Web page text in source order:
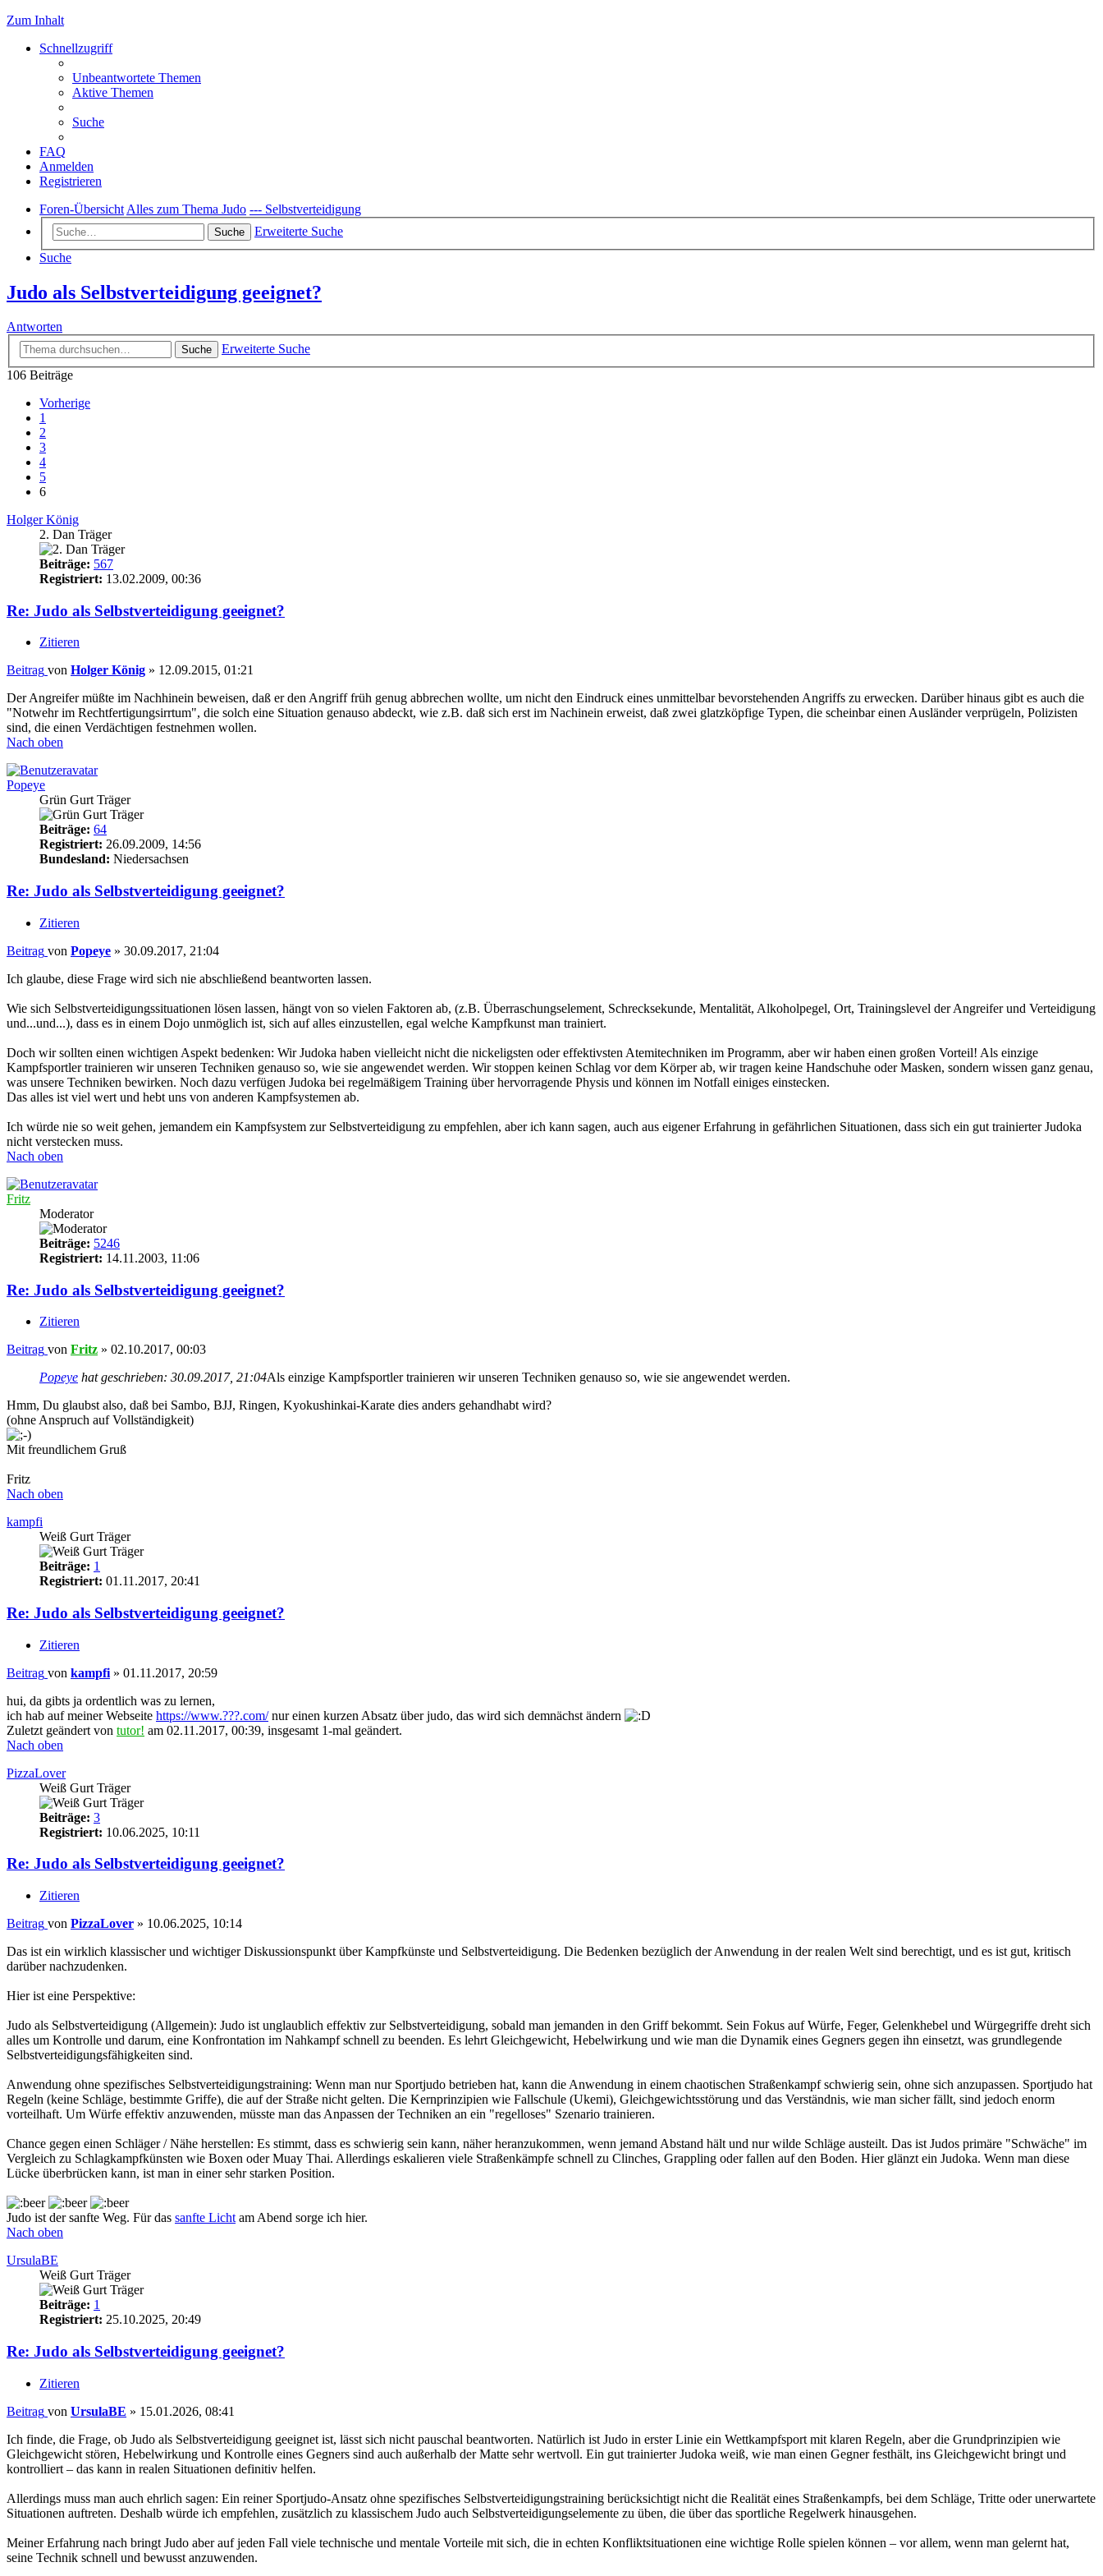
Zum Inhalt
Schnellzugriff
Unbeantwortete Themen
Aktive Themen
Suche
FAQ
Anmelden
Registrieren
Foren-Übersicht Alles zum Thema Judo --- Selbstverteidigung
Suche
Erweiterte Suche
Suche
Judo als Selbstverteidigung geeignet?
Antworten
Suche
Erweiterte Suche
106 Beiträge
Vorherige
1
2
3
4
5
6
Holger König
2. Dan Träger
Beiträge: 567
Registriert: 13.02.2009, 00:36
Re: Judo als Selbstverteidigung geeignet?
Zitieren
Beitrag von Holger König » 12.09.2015, 01:21
Der Angreifer müßte im Nachhinein beweisen, daß er den Angriff früh genug abbrechen wollte, um nicht den Eindruck eines unmittelbar bevorstehenden Angriffs zu erwecken. Darüber hinaus gibt es auch die
"Notwehr im Rechtfertigungsirrtum", die solch eine Situation genauso abdeckt, wie z.B. daß sich erst im Nachinein erweist, daß zwei glatzköpfige Typen, die scheinbar einen Ausländer verprügeln, Polizisten
sind, die einen Verdächtigen festnehmen wollen.
Nach oben
Popeye
Grün Gurt Träger
Beiträge: 64
Registriert: 26.09.2009, 14:56
Bundesland: Niedersachsen
Re: Judo als Selbstverteidigung geeignet?
Zitieren
Beitrag von Popeye » 30.09.2017, 21:04
Ich glaube, diese Frage wird sich nie abschließend beantworten lassen.
Wie sich Selbstverteidigungssituationen lösen lassen, hängt von so vielen Faktoren ab, (z.B. Überraschungselement, Schrecksekunde, Mentalität, Alkoholpegel, Ort, Trainingslevel der Angreifer und Verteidigung
und...und...), dass es in einem Dojo unmöglich ist, sich auf alles einzustellen, egal welche Kampfkunst man trainiert.
Doch wir sollten einen wichtigen Aspekt bedenken: Wir Judoka haben vielleicht nicht die nickeligsten oder effektivsten Atemitechniken im Programm, aber wir haben einen großen Vorteil! Als einzige
Kampfsportler trainieren wir unseren Techniken genauso so, wie sie angewendet werden. Wir stoppen keinen Schlag vor dem Körper ab, wir tragen keine Handschuhe oder Masken, sondern wissen ganz genau,
was unsere Techniken bewirken. Noch dazu verfügen Judoka bei regelmäßigem Training über hervorragende Physis und können im Notfall einiges einstecken.
Das alles ist viel wert und hebt uns von anderen Kampfsystemen ab.
Ich würde nie so weit gehen, jemandem ein Kampfsystem zur Selbstverteidigung zu empfehlen, aber ich kann sagen, auch aus eigener Erfahrung in gefährlichen Situationen, dass sich ein gut trainierter Judoka
nicht verstecken muss.
Nach oben
Fritz
Moderator
Beiträge: 5246
Registriert: 14.11.2003, 11:06
Re: Judo als Selbstverteidigung geeignet?
Zitieren
Beitrag von Fritz » 02.10.2017, 00:03
Popeye hat geschrieben: 30.09.2017, 21:04Als einzige Kampfsportler trainieren wir unseren Techniken genauso so, wie sie angewendet werden.
Hmm, Du glaubst also, daß bei Sambo, BJJ, Ringen, Kyokushinkai-Karate dies anders gehandhabt wird?
(ohne Anspruch auf Vollständigkeit)
Mit freundlichem Gruß
Fritz
Nach oben
kampfi
Weiß Gurt Träger
Beiträge: 1
Registriert: 01.11.2017, 20:41
Re: Judo als Selbstverteidigung geeignet?
Zitieren
Beitrag von kampfi » 01.11.2017, 20:59
hui, da gibts ja ordentlich was zu lernen,
ich hab auf meiner Webseite https://www.???.com/nur einen kurzen Absatz über judo, das wird sich demnächst ändern
Zuletzt geändert von tutor! am 02.11.2017, 00:39, insgesamt 1-mal geändert.
Nach oben
PizzaLover
Weiß Gurt Träger
Beiträge: 3
Registriert: 10.06.2025, 10:11
Re: Judo als Selbstverteidigung geeignet?
Zitieren
Beitrag von PizzaLover » 10.06.2025, 10:14
Das ist ein wirklich klassischer und wichtiger Diskussionspunkt über Kampfkünste und Selbstverteidigung. Die Bedenken bezüglich der Anwendung in der realen Welt sind berechtigt, und es ist gut, kritisch
darüber nachzudenken.
Hier ist eine Perspektive:
Judo als Selbstverteidigung (Allgemein): Judo ist unglaublich effektiv zur Selbstverteidigung, sobald man jemanden in den Griff bekommt. Sein Fokus auf Würfe, Feger, Gelenkhebel und Würgegriffe dreht sich
alles um Kontrolle und darum, eine Konfrontation im Nahkampf schnell zu beenden. Es lehrt Gleichgewicht, Hebelwirkung und wie man die Dynamik eines Gegners gegen ihn einsetzt, was grundlegende
Selbstverteidigungsfähigkeiten sind.
Anwendung ohne spezifisches Selbstverteidigungstraining: Wenn man nur Sportjudo betrieben hat, kann die Anwendung in einem chaotischen Straßenkampf schwierig sein, ohne sich anzupassen. Sportjudo hat
Regeln (keine Schläge, bestimmte Griffe), die auf der Straße nicht gelten. Die Kernprinzipien wie Fallschule (Ukemi), Gleichgewichtsstörung und das Verständnis, wie man sicher fällt, sind jedoch enorm
vorteilhaft. Um Würfe effektiv anzuwenden, müsste man das Anpassen der Techniken an ein "regelloses" Szenario trainieren.
Chance gegen einen Schläger / Nähe herstellen: Es stimmt, dass es schwierig sein kann, näher heranzukommen, wenn jemand Abstand hält und nur wilde Schläge austeilt. Das ist Judos primäre "Schwäche" im
Vergleich zu Schlagkampfkünsten wie Boxen oder Muay Thai. Allerdings eskalieren viele Straßenkämpfe schnell zu Clinches, Grappling oder fallen auf den Boden. Hier glänzt ein Judoka. Wenn man diese
Lücke überbrücken kann, ist man in einer sehr starken Position.
Judo ist der sanfte Weg. Für das sanfte Licht am Abend sorge ich hier.
Nach oben
UrsulaBE
Weiß Gurt Träger
Beiträge: 1
Registriert: 25.10.2025, 20:49
Re: Judo als Selbstverteidigung geeignet?
Zitieren
Beitrag von UrsulaBE » 15.01.2026, 08:41
Ich finde, die Frage, ob Judo als Selbstverteidigung geeignet ist, lässt sich nicht pauschal beantworten. Natürlich ist Judo in erster Linie ein Wettkampfsport mit klaren Regeln, aber die Grundprinzipien wie
Gleichgewicht stören, Hebelwirkung und Kontrolle eines Gegners sind auch außerhalb der Matte sehr wertvoll. Ein gut trainierter Judoka weiß, wie man einen Gegner festhält, ins Gleichgewicht bringt und
kontrolliert – das kann in realen Situationen definitiv helfen.
Allerdings muss man auch ehrlich sagen: Ein reiner Sportjudo-Ansatz ohne spezifisches Selbstverteidigungstraining berücksichtigt nicht die Realität eines Straßenkampfs, bei dem Schläge, Tritte oder unerwartete
Situationen auftreten. Deshalb würde ich empfehlen, zusätzlich zu klassischem Judo auch Selbstverteidigungselemente zu üben, die über das sportliche Regelwerk hinausgehen.
Meiner Erfahrung nach bringt Judo aber auf jeden Fall viele technische und mentale Vorteile mit sich, die in echten Konfliktsituationen eine wichtige Rolle spielen können – vor allem, wenn man gelernt hat,
seine Technik schnell und bewusst anzuwenden.